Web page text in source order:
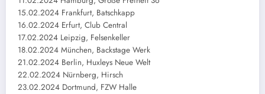
15.02.2024 Frankfurt, Batschkapp
16.02.2024 Erfurt, Club Central
17.02.2024 Leipzig, Felsenkeller
18.02.2024 München, Backstage Werk
21.02.2024 Berlin, Huxleys Neue Welt
22.02.2024 Nürnberg, Hirsch
23.02.2024 Dortmund, FZW Halle